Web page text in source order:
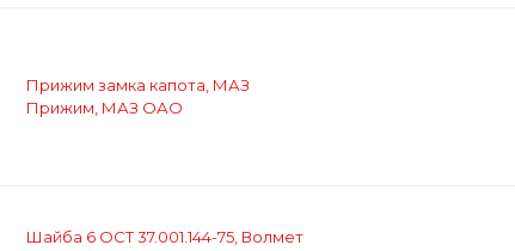
Прижим замка капота, МАЗ
Прижим, МАЗ ОАО
Шайба 6 ОСТ 37.001.144-75, Волмет